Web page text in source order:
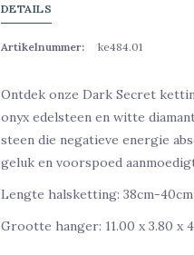
DETAILS
Artikelnummer: ke484.01
Ontdek onze Dark Secret
onyx edelsteen en witte
steen die negatieve energie
geluk en voorspoed
Lengte halsketting: 38cm-
Grootte hanger: 11.00 x 3.80 x